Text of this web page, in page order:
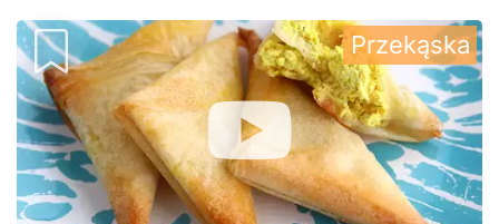
Przekąska